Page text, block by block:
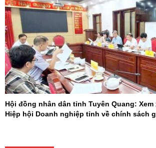
Hội đồng nhân dân tỉnh Tuyên Quang:
Hiệp hội Doanh nghiệp tỉnh về chính sách